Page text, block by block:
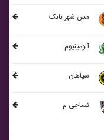
مس شهر بابک
آلومينيوم
سپاهان
نساجی م